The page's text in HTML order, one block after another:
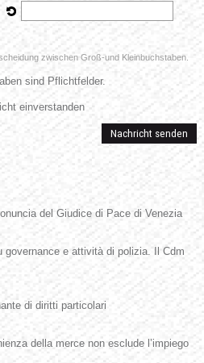
zwischen Groß-und Kleinbuchstaben.
sind Pflichtfelder.
einverstanden
del Giudice di Pace di Venezia
e attività di polizia. Il Cdm
di diritti particolari
della merce non esclude l’impiego